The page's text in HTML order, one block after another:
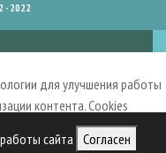
сайта Согласен
- 2022
для улучшения работы
контента. Cookies